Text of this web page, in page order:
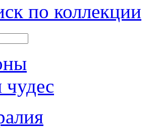
по коллекции